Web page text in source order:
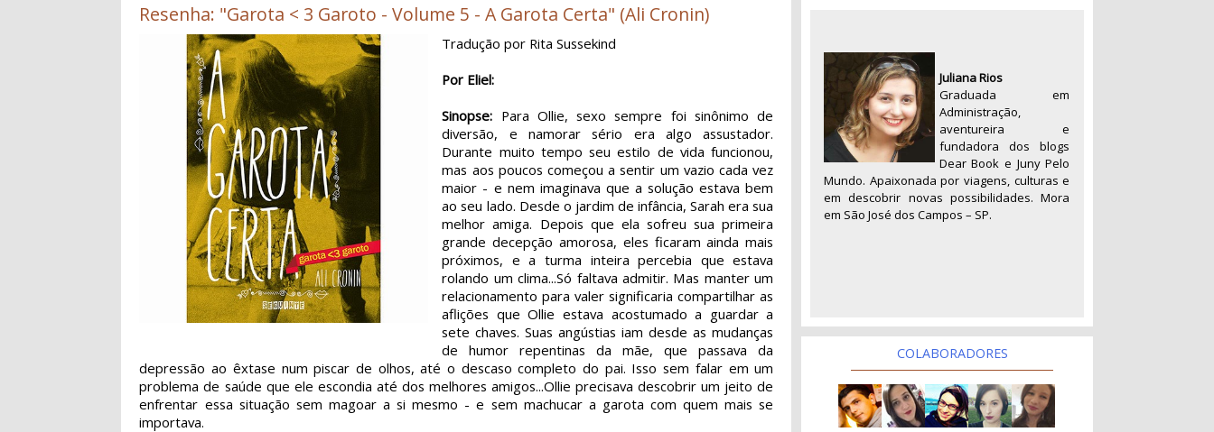
Resenha: "Garota < 3 Garoto - Volume 5 - A Garota Certa" (Ali Cronin)
Tradução por Rita Sussekind
Por Eliel:
Sinopse: Para Ollie, sexo sempre foi sinônimo de
diversão, e namorar sério era algo assustador.
Durante muito tempo seu estilo de vida funcionou,
mas aos poucos começou a sentir um vazio cada vez
maior - e nem imaginava que a solução estava bem
ao seu lado. Desde o jardim de infância, Sarah era sua
melhor amiga. Depois que ela sofreu sua primeira
grande decepção amorosa, eles ficaram ainda mais
próximos, e a turma inteira percebia que estava
rolando um clima...Só faltava admitir. Mas manter um
relacionamento para valer significaria compartilhar as
aflições que Ollie estava acostumado a guardar a
sete chaves. Suas angústias iam desde as mudanças
de humor repentinas da mãe, que passava da
depressão ao êxtase num piscar de olhos, até o descaso completo do pai. Isso sem falar em um
problema de saúde que ele escondia até dos melhores amigos...Ollie precisava descobrir um jeito de
enfrentar essa situação sem magoar a si mesmo - e sem machucar a garota com quem mais se
importava.
Juliana Rios
Graduada em
Administração,
aventureira e
fundadora dos blogs
Dear Book e Juny Pelo
Mundo. Apaixonada por viagens, culturas e
em descobrir novas possibilidades. Mora
em São José dos Campos – SP.
COLABORADORES